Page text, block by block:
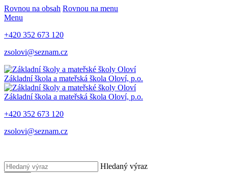
Rovnou na obsah Rovnou na menu
Menu
+420 352 673 120
zsolovi@seznam.cz
Základní škola a mateřská škola Oloví, p.o.
Základní škola a mateřská škola Oloví, p.o.
+420 352 673 120
zsolovi@seznam.cz
Hledaný výraz